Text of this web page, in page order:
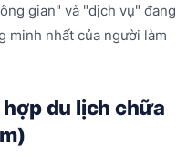
gian" và "dịch vụ" đang
minh nhất của người làm
du lịch chữa